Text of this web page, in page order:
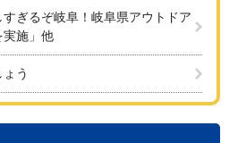
ぎるぞ岐阜！岐阜県アウトドア
実施」他
う